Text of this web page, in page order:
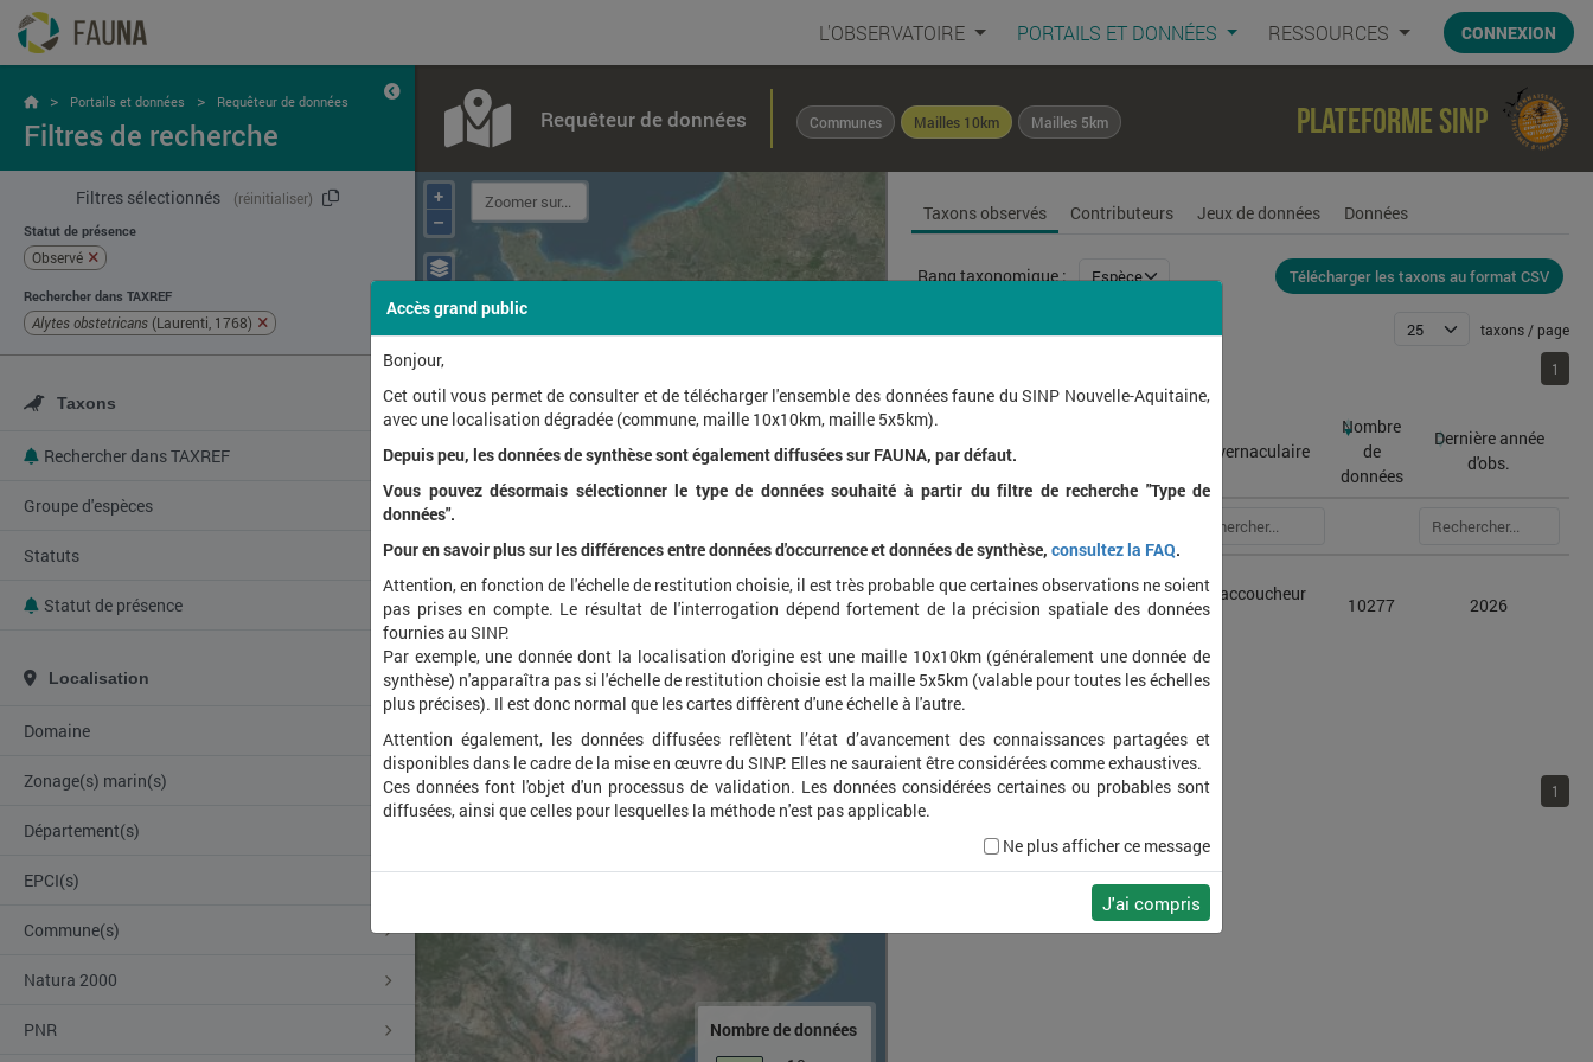
L'OBSERVATOIRE PORTAILS ET DONNÉES RESSOURCES CONNEXION
> Portails et données > Requêteur de données
Filtres de recherche
Filtres sélectionnés (réinitialiser)
Statut de présence
Observé
Rechercher dans TAXREF
Alytes obstetricans (Laurenti, 1768)
Taxons
Rechercher dans TAXREF
Groupe d'espèces
Statuts
Statut de présence
Localisation
Domaine
Zonage(s) marin(s)
Département(s)
EPCI(s)
Commune(s)
Natura 2000
PNR
Requêteur de données Communes Mailles 10km Mailles 5km Plateforme SINP
+
–
Nombre de données
Taxons observés Contributeurs Jeux de données Données
Rang taxonomique : Télécharger les taxons au format CSV
taxons / page
1
Nom vernaculaire
Nombre
de
données
Dernière année
d'obs.
Alytes obstetricans
Alyte accoucheur
(L')
10277 2026
1
Accès grand public
Bonjour,
Cet outil vous permet de consulter et de télécharger l'ensemble des données faune du SINP Nouvelle-Aquitaine,
avec une localisation dégradée (commune, maille 10x10km, maille 5x5km).
Depuis peu, les données de synthèse sont également diffusées sur FAUNA, par défaut.
Vous pouvez désormais sélectionner le type de données souhaité à partir du filtre de recherche "Type de
données".
Pour en savoir plus sur les différences entre données d'occurrence et données de synthèse, consultez la FAQ.
Attention, en fonction de l'échelle de restitution choisie, il est très probable que certaines observations ne soient
pas prises en compte. Le résultat de l'interrogation dépend fortement de la précision spatiale des données
fournies au SINP.
Par exemple, une donnée dont la localisation d'origine est une maille 10x10km (généralement une donnée de
synthèse) n'apparaîtra pas si l'échelle de restitution choisie est la maille 5x5km (valable pour toutes les échelles
plus précises). Il est donc normal que les cartes diffèrent d'une échelle à l'autre.
Attention également, les données diffusées reflètent l’état d’avancement des connaissances partagées et
disponibles dans le cadre de la mise en œuvre du SINP. Elles ne sauraient être considérées comme exhaustives.
Ces données font l'objet d'un processus de validation. Les données considérées certaines ou probables sont
diffusées, ainsi que celles pour lesquelles la méthode n'est pas applicable.
Ne plus afficher ce message
J'ai compris